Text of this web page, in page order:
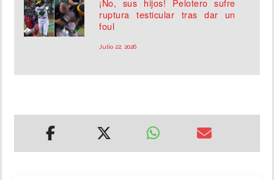
¡No, sus hijos! Pelotero sufre
ruptura testicular tras dar un
foul
Julio 22, 2026